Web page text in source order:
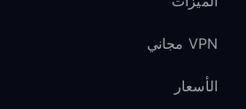
VPN مجاني
الأسعار